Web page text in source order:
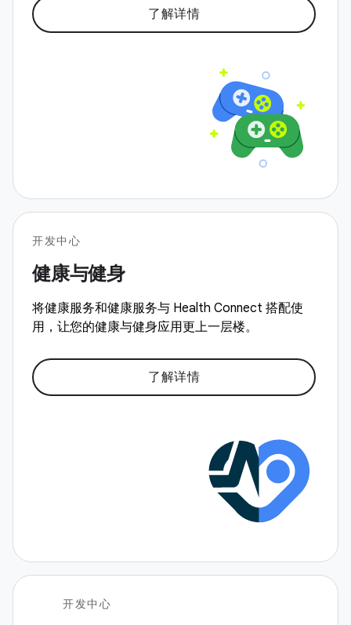
了解详情
开发中心
健康与健身
将健康服务和健康服务与 Health Connect 搭配使
用，让您的健康与健身应用更上一层楼。
了解详情
开发中心